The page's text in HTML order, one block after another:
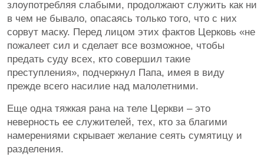
злоупотребляя слабыми, продолжают служить как ни
в чем не бывало, опасаясь только того, что с них
сорвут маску. Перед лицом этих фактов Церковь «не
пожалеет сил и сделает все возможное, чтобы
предать суду всех, кто совершил такие
преступления», подчеркнул Папа, имея в виду
прежде всего насилие над малолетними.
Еще одна тяжкая рана на теле Церкви – это
неверность ее служителей, тех, кто за благими
намерениями скрывает желание сеять сумятицу и
разделения.